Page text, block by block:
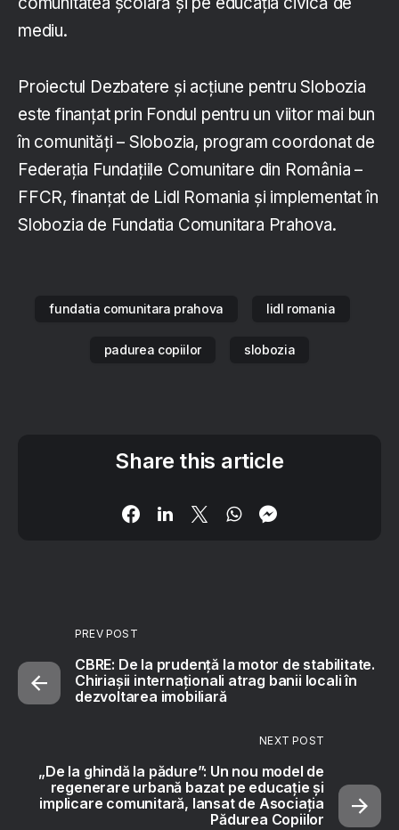
mediu.
Proiectul Dezbatere și acțiune pentru Slobozia
este finanțat prin Fondul pentru un viitor mai bun
în comunități – Slobozia, program coordonat de
Federația Fundațiile Comunitare din România –
FFCR, finanțat de Lidl Romania și implementat în
Slobozia de Fundatia Comunitara Prahova.
fundatia comunitara prahova lidl romania
padurea copiilor slobozia
Share this article
PREV POST
CBRE: De la prudență la motor de stabilitate.
Chiriașii internaționali atrag banii locali în
dezvoltarea imobiliară
NEXT POST
„De la ghindă la pădure”: Un nou model de
regenerare urbană bazat pe educație și
implicare comunitară, lansat de Asociația
Pădurea Copiilor